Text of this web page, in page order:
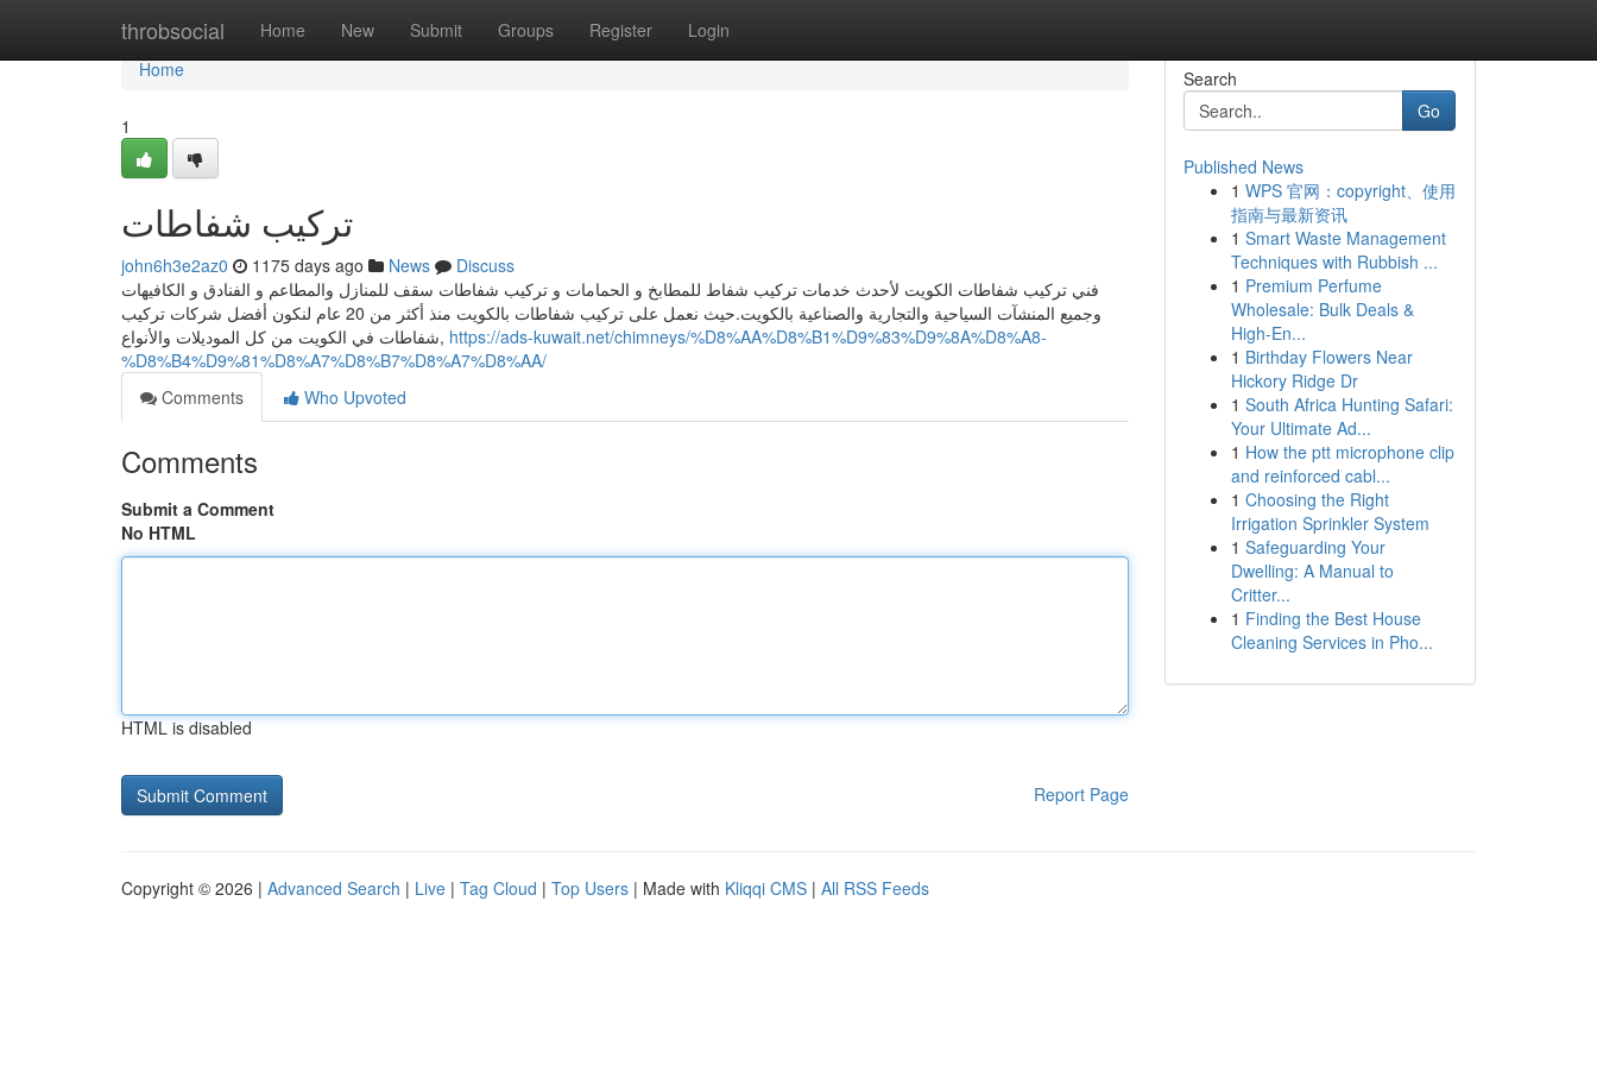
throbsocial Home New Submit Groups Register Login
Home
Home
1
تركيب شفاطات
john6h3e2az0 1175 days ago News
Discuss
فني تركيب شفاطات الكويت لأحدث خدمات تركيب شفاط للمطابخ و الحمامات و تركيب شفاطات سقف للمنازل والمطاعم و الفنادق و الكافيهات
وجميع المنشآت السياحية والتجارية والصناعية بالكويت.حيث نعمل على تركيب شفاطات بالكويت منذ أكثر من 20 عام لنكون أفضل شركات تركيب
شفاطات في الكويت من كل الموديلات والأنواع, https://ads-kuwait.net/chimneys/%D8%AA%D8%B1%D9%83%D9%8A%D8%A8-
%D8%B4%D9%81%D8%A7%D8%B7%D8%A7%D8%AA/
Comments
Who Upvoted
Comments
Submit a Comment
No HTML
HTML is disabled
Report Page
Search
Go
Published News
1 WPS 官网：copyright、使用
指南与最新资讯
1 Smart Waste Management
Techniques with Rubbish ...
1 Premium Perfume
Wholesale: Bulk Deals &
High-En...
1 Birthday Flowers Near
Hickory Ridge Dr
1 South Africa Hunting Safari:
Your Ultimate Ad...
1 How the ptt microphone clip
and reinforced cabl...
1 Choosing the Right
Irrigation Sprinkler System
1 Safeguarding Your
Dwelling: A Manual to
Critter...
1 Finding the Best House
Cleaning Services in Pho...
Copyright © 2026 | Advanced Search | Live | Tag Cloud | Top Users | Made with Kliqqi CMS | All RSS Feeds